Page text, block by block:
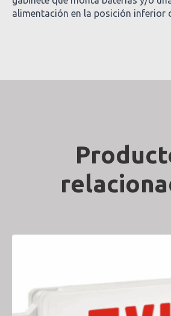
alimentación en la posición inferior